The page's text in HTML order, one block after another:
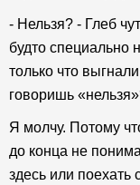
- Нельзя? - Глеб
будто специально
только что
говоришь
Я молчу. Потому
до конца не
здесь или поехать